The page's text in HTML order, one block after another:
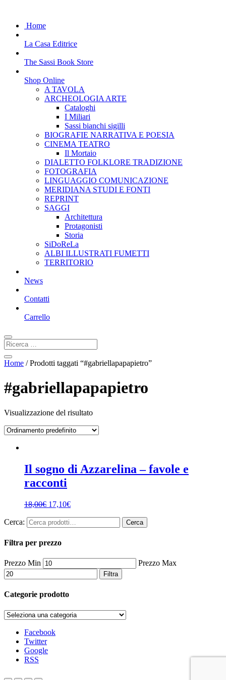
Home
La Casa Editrice
The Sassi Book Store
Shop Online
A TAVOLA
ARCHEOLOGIA ARTE
Cataloghi
I Miliari
Sassi bianchi sigilli
BIOGRAFIE NARRATIVA E POESIA
CINEMA TEATRO
Il Mortaio
DIALETTO FOLKLORE TRADIZIONE
FOTOGRAFIA
LINGUAGGIO COMUNICAZIONE
MERIDIANA STUDI E FONTI
REPRINT
SAGGI
Architettura
Protagonisti
Storia
SiDoReLa
ALBI ILLUSTRATI FUMETTI
TERRITORIO
News
Contatti
Carrello
Home / Prodotti taggati “#gabriellapapapietro”
#gabriellapapapietro
Visualizzazione del risultato
Il sogno di Azzarelina – favole e
racconti
18,00€ 17,10€
Cerca: Cerca
Filtra per prezzo
Prezzo Min Prezzo Max
Filtra
Categorie prodotto
Facebook
Twitter
Google
RSS